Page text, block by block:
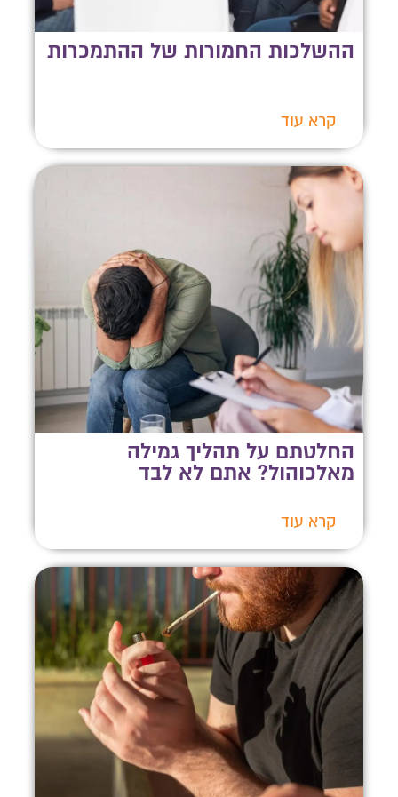
ההשלכות החמורות של ההתמכרות
קרא עוד
החלטתם על תהליך גמילה
מאלכוהול? אתם לא לבד
קרא עוד